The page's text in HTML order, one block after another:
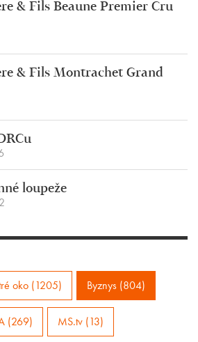
& Fils Beaune Premier Cru
& Fils Montrachet Grand
loupeže
oko (1205) Byznys (804)
(269) MS.tv (13)